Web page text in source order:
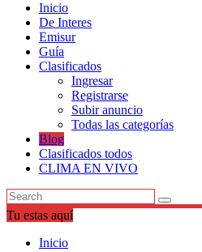
Inicio
De Interes
Emisur
Guía
Clasificados
Ingresar
Registrarse
Subir anuncio
Todas las categorías
Blog
Clasificados todos
CLIMA EN VIVO
Tu estas aquí
Inicio